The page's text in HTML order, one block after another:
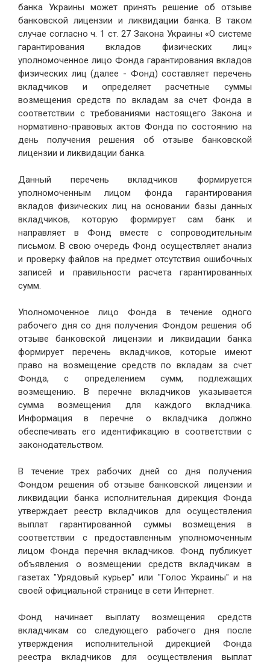
банка Украины может принять решение об отзыве
банковской лицензии и ликвидации банка. В таком
случае согласно ч. 1 ст. 27 Закона Украины «О системе
гарантирования вкладов физических лиц»
уполномоченное лицо Фонда гарантирования вкладов
физических лиц (далее - Фонд) составляет перечень
вкладчиков и определяет расчетные суммы
возмещения средств по вкладам за счет Фонда в
соответствии с требованиями настоящего Закона и
нормативно-правовых актов Фонда по состоянию на
день получения решения об отзыве банковской
лицензии и ликвидации банка.
Данный перечень вкладчиков формируется
уполномоченным лицом фонда гарантирования
вкладов физических лиц на основании базы данных
вкладчиков, которую формирует сам банк и
направляет в Фонд вместе с сопроводительным
письмом. В свою очередь Фонд осуществляет анализ
и проверку файлов на предмет отсутствия ошибочных
записей и правильности расчета гарантированных
сумм.
Уполномоченное лицо Фонда в течение одного
рабочего дня со дня получения Фондом решения об
отзыве банковской лицензии и ликвидации банка
формирует перечень вкладчиков, которые имеют
право на возмещение средств по вкладам за счет
Фонда, с определением сумм, подлежащих
возмещению. В перечне вкладчиков указывается
сумма возмещения для каждого вкладчика.
Информация в перечне о вкладчика должно
обеспечивать его идентификацию в соответствии с
законодательством.
В течение трех рабочих дней со дня получения
Фондом решения об отзыве банковской лицензии и
ликвидации банка исполнительная дирекция Фонда
утверждает реестр вкладчиков для осуществления
выплат гарантированной суммы возмещения в
соответствии с предоставленным уполномоченным
лицом Фонда перечня вкладчиков. Фонд публикует
объявления о возмещении средств вкладчикам в
газетах "Урядовый курьер" или "Голос Украины" и на
своей официальной странице в сети Интернет.
Фонд начинает выплату возмещения средств
вкладчикам со следующего рабочего дня после
утверждения исполнительной дирекцией Фонда
реестра вкладчиков для осуществления выплат